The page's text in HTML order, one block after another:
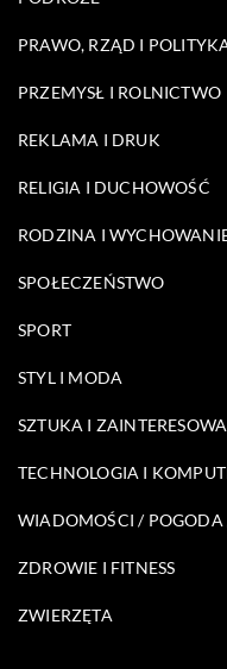
PRAWO, RZĄD I
PRZEMYSŁ I ROLNICTWO
REKLAMA I DRUK
RELIGIA I DUCHOWOŚĆ
RODZINA I
SPOŁECZEŃSTWO
SPORT
STYL I MODA
SZTUKA I
TECHNOLOGIA I
WIADOMOŚCI / POGODA
ZDROWIE I FITNESS
ZWIERZĘTA